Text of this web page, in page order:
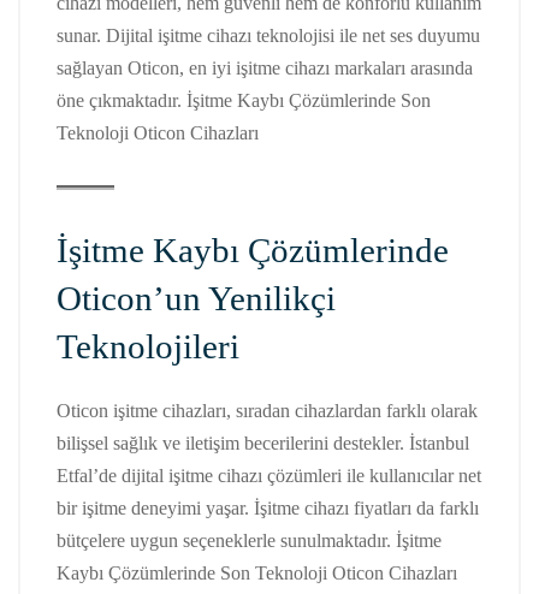
sunar. Dijital işitme cihazı teknolojisi ile net ses duyumu
sağlayan Oticon, en iyi işitme cihazı markaları arasında
öne çıkmaktadır. İşitme Kaybı Çözümlerinde Son
Teknoloji Oticon Cihazları
İşitme Kaybı Çözümlerinde
Oticon’un Yenilikçi
Teknolojileri
Oticon işitme cihazları, sıradan cihazlardan farklı olarak
bilişsel sağlık ve iletişim becerilerini destekler. İstanbul
Etfal’de dijital işitme cihazı çözümleri ile kullanıcılar net
bir işitme deneyimi yaşar. İşitme cihazı fiyatları da farklı
bütçelere uygun seçeneklerle sunulmaktadır. İşitme
Kaybı Çözümlerinde Son Teknoloji Oticon Cihazları